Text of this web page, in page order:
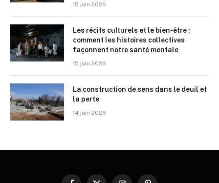
15 juin 2026
Les récits culturels et le bien-être :
comment les histoires collectives
façonnent notre santé mentale
15 juin 2026
La construction de sens dans le deuil et
la perte
14 juin 2026